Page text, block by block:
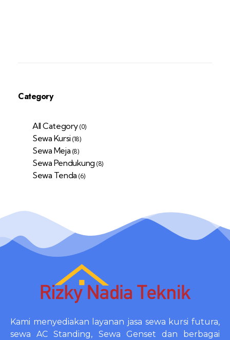
Category
All Category (0)
Sewa Kursi (18)
Sewa Meja (8)
Sewa Pendukung (8)
Sewa Tenda (6)
Kami menyediakan layanan jasa sewa kursi futura,
sewa AC Standing, Sewa Genset dan berbagai